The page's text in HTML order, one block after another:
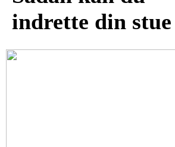
indrette din stue